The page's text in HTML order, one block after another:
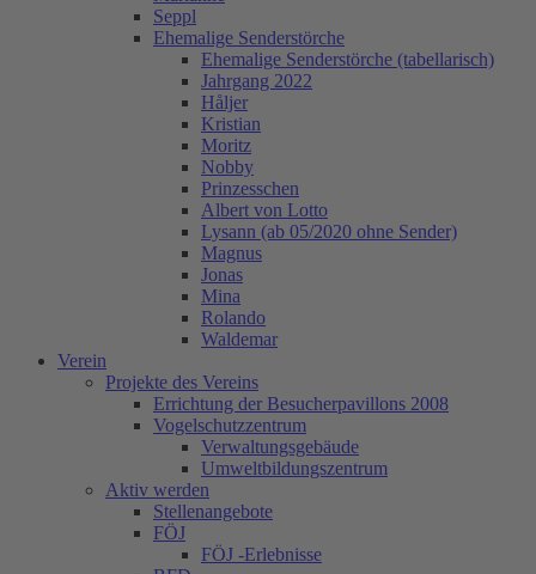
Seppl
Ehemalige Senderstörche
Ehemalige Senderstörche (tabellarisch)
Jahrgang 2022
Håljer
Kristian
Moritz
Nobby
Prinzesschen
Albert von Lotto
Lysann (ab 05/2020 ohne Sender)
Magnus
Jonas
Mina
Rolando
Waldemar
Verein
Projekte des Vereins
Errichtung der Besucherpavillons 2008
Vogelschutzzentrum
Verwaltungsgebäude
Umweltbildungszentrum
Aktiv werden
Stellenangebote
FÖJ
FÖJ -Erlebnisse